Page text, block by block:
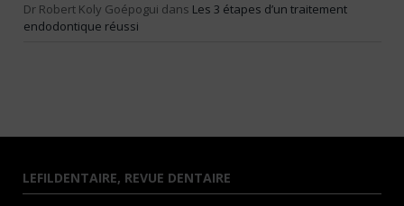
Dr Robert Koly Goépogui dans Les 3 étapes d’un traitement
endodontique réussi
LEFILDENTAIRE, REVUE DENTAIRE